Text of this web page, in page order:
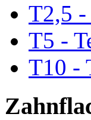
T2,5 -
T5 -
T10 -